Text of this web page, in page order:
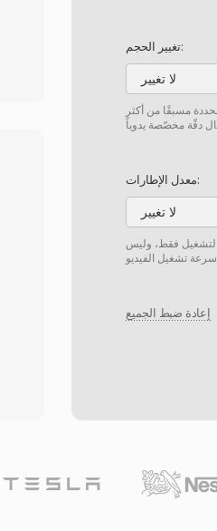
تغيير الحجم:
لا تغيير
مسبقًا من أكثر
معدل الإطارات:
لا تغيير
التشغيل فقط، وليس
إعادة ضبط الجميع